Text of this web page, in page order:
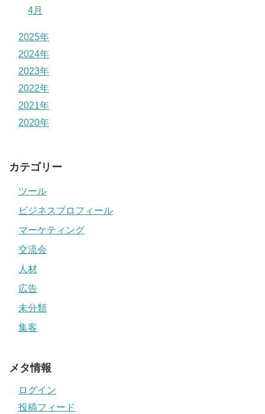
4月
2025年
2024年
2023年
2022年
2021年
2020年
カテゴリー
ツール
ビジネスプロフィール
マーケティング
交流会
人材
広告
未分類
集客
メタ情報
ログイン
投稿フィード